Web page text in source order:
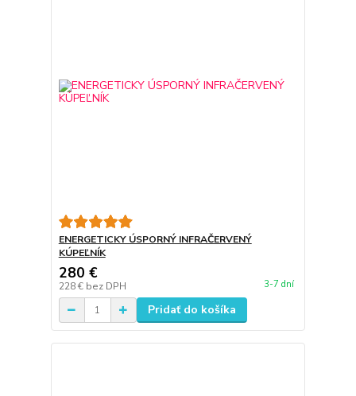
ENERGETICKY ÚSPORNÝ INFRAČERVENÝ
KÚPEĽNÍK
280 €
228 € bez DPH 3-7 dní
Pridať do košíka